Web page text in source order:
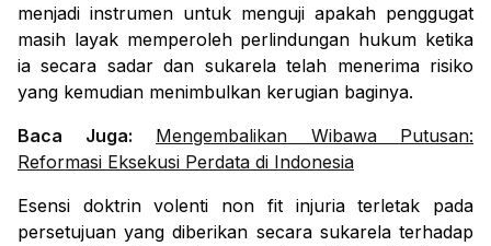
menjadi instrumen untuk menguji apakah penggugat
masih layak memperoleh perlindungan hukum ketika
ia secara sadar dan sukarela telah menerima risiko
yang kemudian menimbulkan kerugian baginya.
Baca Juga:
Mengembalikan Wibawa Putusan:
Reformasi Eksekusi Perdata di Indonesia
Esensi doktrinvolenti non fit injuriaterletak pada
persetujuan yang diberikan secara sukarela terhadap